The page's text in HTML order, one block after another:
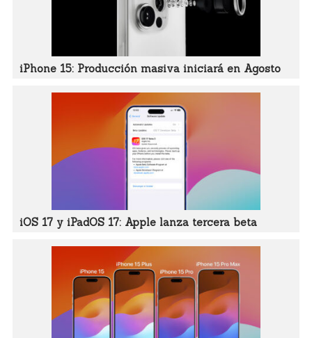
iPhone 15: Producción masiva iniciará en Agosto
iOS 17 y iPadOS 17: Apple lanza tercera beta